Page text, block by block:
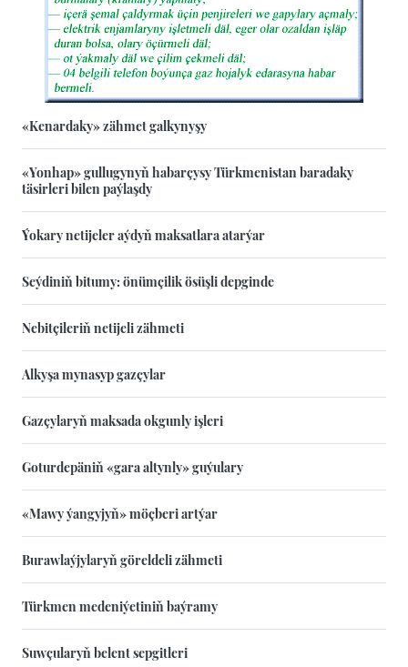
«Kenardaky» zähmet galkynyşy
«Yonhap» gullugynyň habarçysy Türkmenistan baradaky
täsirleri bilen paýlaşdy
Ýokary netijeler aýdyň maksatlara atarýar
Seýdiniň bitumy: önümçilik ösüşli depginde
Nebitçileriň netijeli zähmeti
Alkyşa mynasyp gazçylar
Gazçylaryň maksada okgunly işleri
Goturdepäniň «gara altynly» guýulary
«Mawy ýangyjyň» möçberi artýar
Burawlaýjylaryň göreldeli zähmeti
Türkmen medeniýetiniň baýramy
Suwçularyň belent sepgitleri